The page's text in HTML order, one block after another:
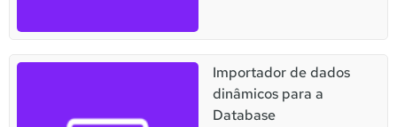
Importador de dados
dinâmicos para a
Database